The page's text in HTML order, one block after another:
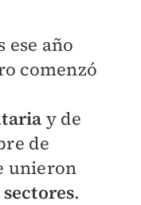
ese año
comenzó
y de
de
unieron
.